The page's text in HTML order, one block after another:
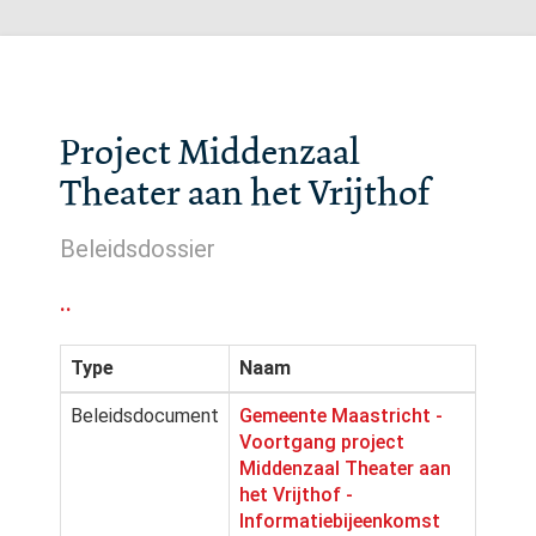
Project Middenzaal
Theater aan het Vrijthof
Beleidsdossier
..
Type Naam
Beleidsdocument
Gemeente Maastricht -
Voortgang project
Middenzaal Theater aan
het Vrijthof -
Informatiebijeenkomst